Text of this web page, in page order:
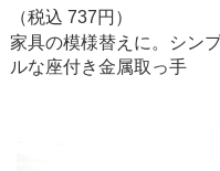
（税込 737円）
家具の模様替えに。シン
ルな座付き金属取っ手